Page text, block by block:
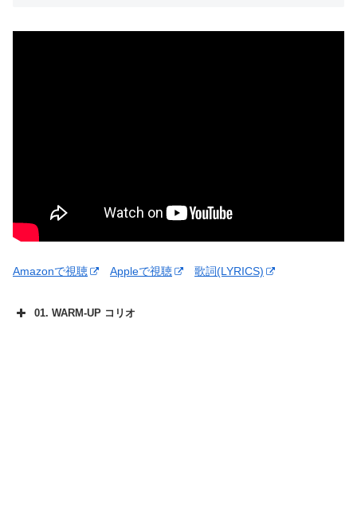
Amazonで視聴 Appleで視聴 歌詞(LYRICS)
01. WARM-UP コリオ